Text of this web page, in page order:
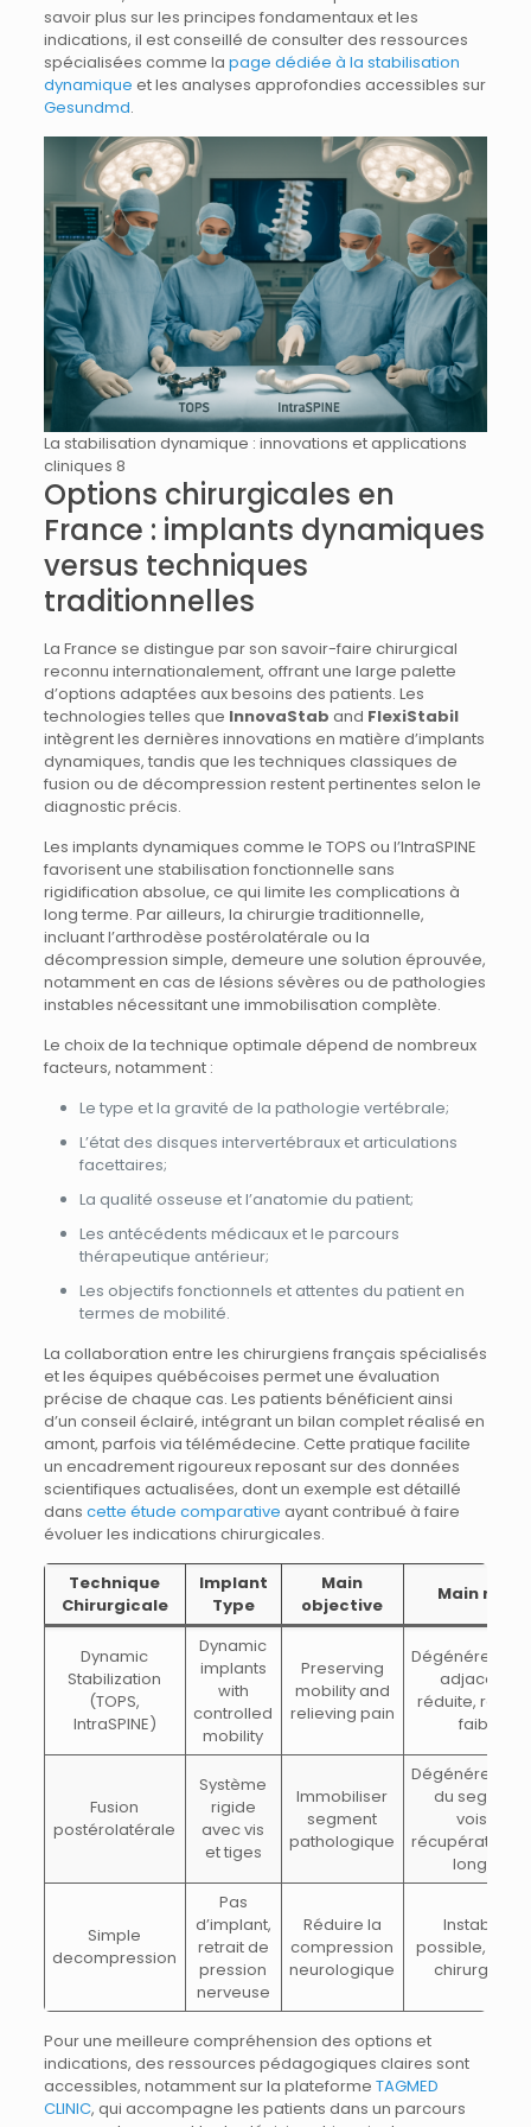
savoir plus sur les principes fondamentaux et les
indications, il est conseillé de consulter des ressources
spécialisées comme la page dédiée à la stabilisation
dynamique et les analyses approfondies accessibles sur
Gesundmd.
La stabilisation dynamique : innovations et applications
cliniques 8
Options chirurgicales en
France : implants dynamiques
versus techniques
traditionnelles
La France se distingue par son savoir-faire chirurgical
reconnu internationalement, offrant une large palette
d’options adaptées aux besoins des patients. Les
technologies telles que InnovaStab and FlexiStabil
intègrent les dernières innovations en matière d’implants
dynamiques, tandis que les techniques classiques de
fusion ou de décompression restent pertinentes selon le
diagnostic précis.
Les implants dynamiques comme le TOPS ou l’IntraSPINE
favorisent une stabilisation fonctionnelle sans
rigidification absolue, ce qui limite les complications à
long terme. Par ailleurs, la chirurgie traditionnelle,
incluant l’arthrodèse postérolatérale ou la
décompression simple, demeure une solution éprouvée,
notamment en cas de lésions sévères ou de pathologies
instables nécessitant une immobilisation complète.
Le choix de la technique optimale dépend de nombreux
facteurs, notamment :
Le type et la gravité de la pathologie vertébrale;
L’état des disques intervertébraux et articulations
facettaires;
La qualité osseuse et l’anatomie du patient;
Les antécédents médicaux et le parcours
thérapeutique antérieur;
Les objectifs fonctionnels et attentes du patient en
termes de mobilité.
La collaboration entre les chirurgiens français spécialisés
et les équipes québécoises permet une évaluation
précise de chaque cas. Les patients bénéficient ainsi
d’un conseil éclairé, intégrant un bilan complet réalisé en
amont, parfois via télémédecine. Cette pratique facilite
un encadrement rigoureux reposant sur des données
scientifiques actualisées, dont un exemple est détaillé
dans cette étude comparative ayant contribué à faire
évoluer les indications chirurgicales.
Technique
Chirurgicale
Implant
Type
Main
objective
Main risks
Dynamic
Stabilization
(TOPS,
IntraSPINE)
Dynamic
implants
with
controlled
mobility
Preserving
mobility and
relieving pain
adjacente
réduite,
faible
Fusion
postérolatérale
Système
rigide
avec vis
et tiges
Immobiliser
segment
pathologique
du segment
voisin,
récupération
longue
Simple
decompression
Pas
d’implant,
retrait de
pression
nerveuse
Réduire la
compression
neurologique
Instabilité
possible,
chirurgicale
Pour une meilleure compréhension des options et
indications, des ressources pédagogiques claires sont
accessibles, notamment sur la plateforme TAGMED
CLINIC, qui accompagne les patients dans un parcours